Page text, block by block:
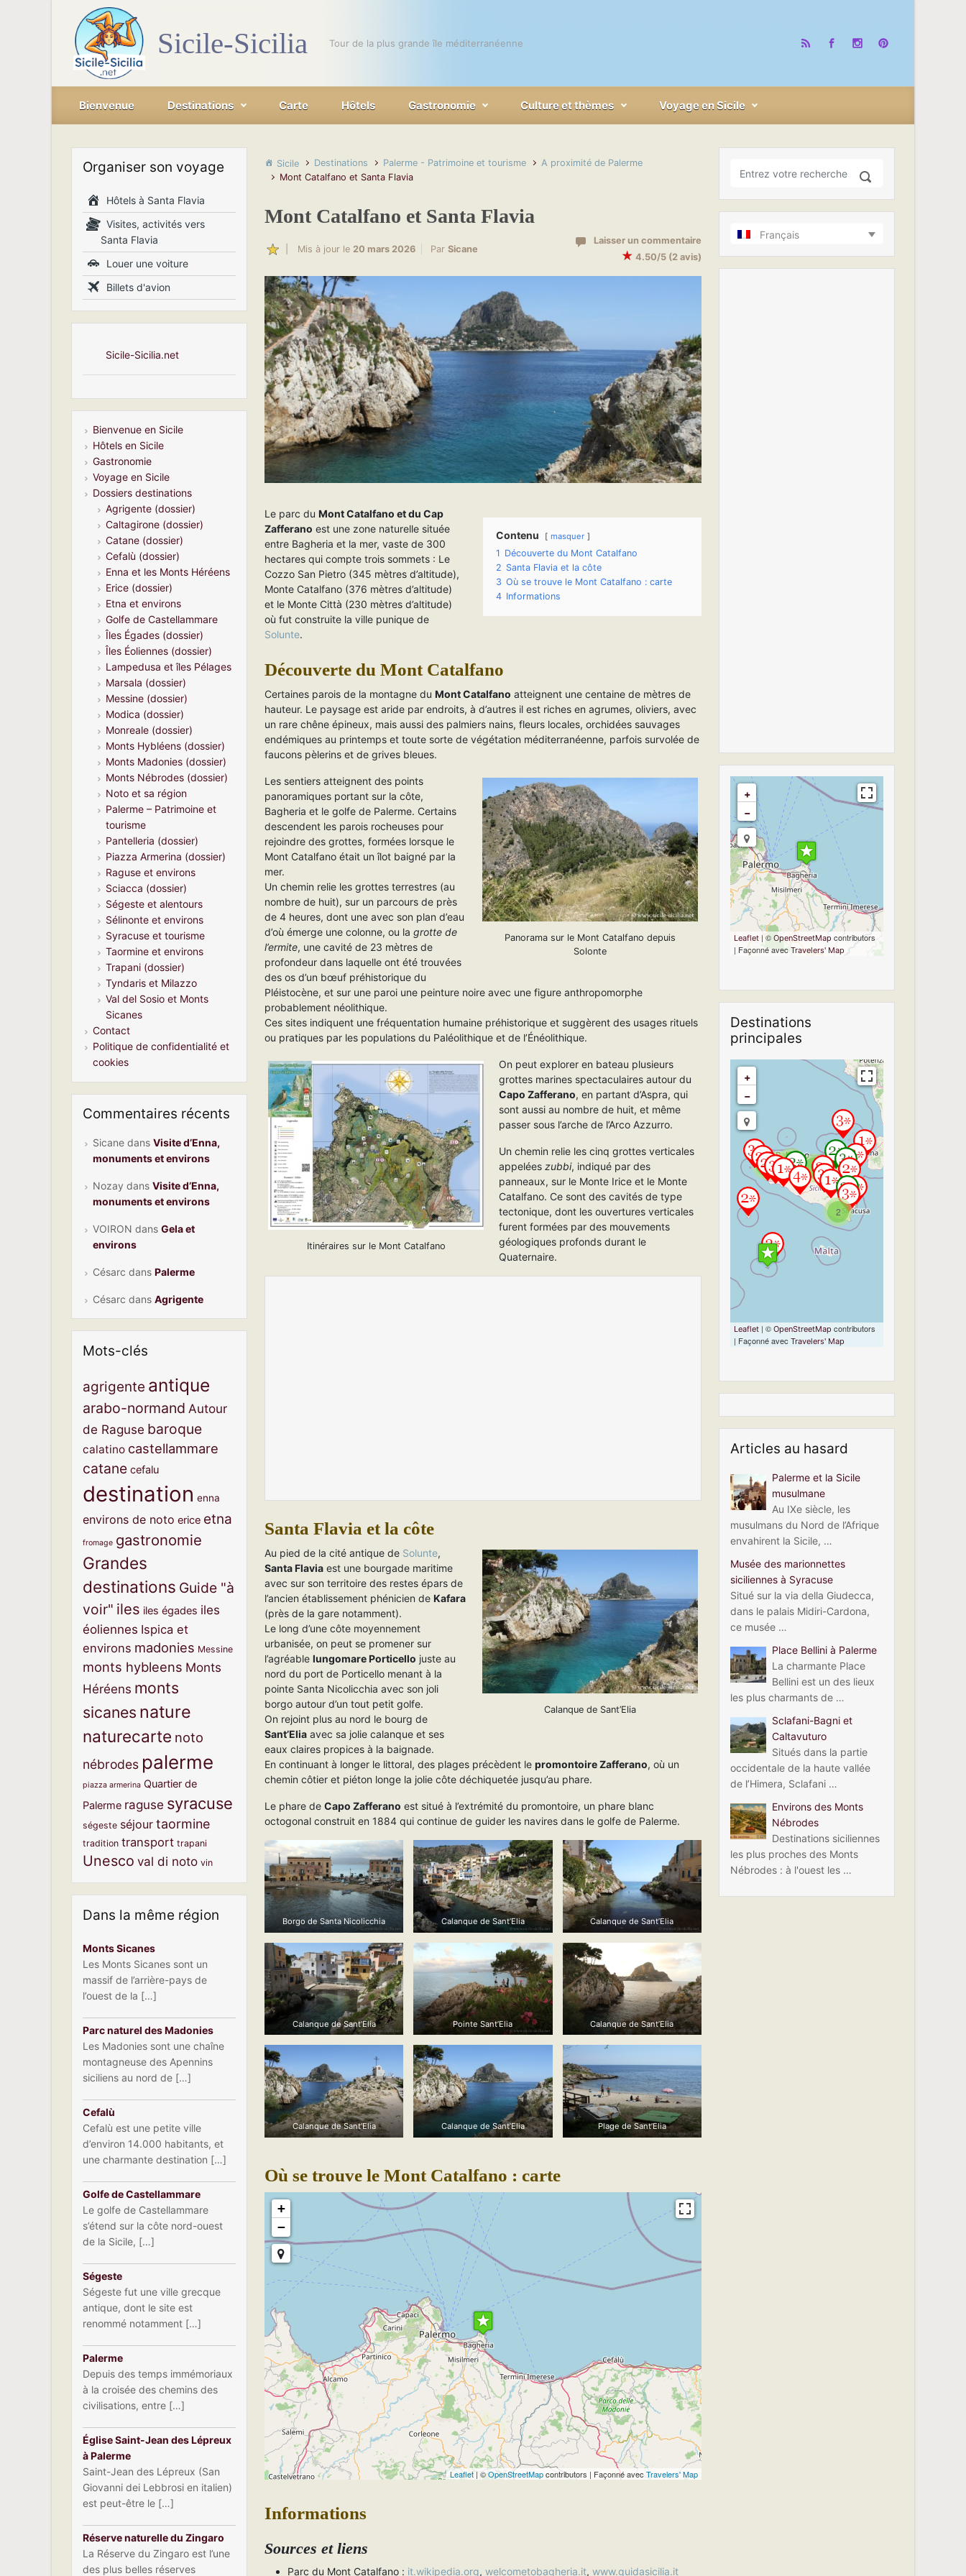
Skip to main content
Sicile-Sicilia Tour de la plus grande île méditerranéenne
Bienvenue Destinations Carte Hôtels Gastronomie Culture et thèmes Voyage en Sicile
Sicile Destinations Palerme - Patrimoine et tourisme
A proximité de Palerme
Mont Catalfano et Santa Flavia
Mont Catalfano et Santa Flavia
Mis à jour le20 mars 2026 ParSicane
Laisser un commentaire
★ 4.50/5 (2 avis)
Contenu masquer
1 Découverte du Mont Catalfano
2 Santa Flavia et la côte
3 Où se trouve le Mont Catalfano : carte
4 Informations
Le parc duMont Catalfano et du Cap
Zafferano est une zone naturelle située
entre Bagheria et la mer, vaste de 300
hectares qui compte trois sommets : Le
Cozzo San Pietro (345 mètres d’altitude),
Monte Catalfano (376 mètres d’altitude)
et le Monte Città (230 mètres d’altitude)
où fut construite la ville punique de
Solunte.
Découverte du Mont Catalfano
Certaines parois de la montagne duMont Catalfano atteignent une centaine de mètres de
hauteur. Le paysage est aride par endroits, à d’autres il est riches en agrumes, oliviers, avec
un rare chêne épineux, mais aussi des palmiers nains, fleurs locales, orchidées sauvages
endémiques au printemps et toute sorte de végétation méditerranéenne, parfois survolée de
faucons pèlerins et de grives bleues.
Panorama sur le Mont Catalfano depuis
Solonte
Les sentiers atteignent des points
panoramiques portant sur la côte,
Bagheria et le golfe de Palerme. Certains
descendent les parois rocheuses pour
rejoindre des grottes, formées lorsque le
Mont Catalfano était un îlot baigné par la
mer.
Un chemin relie les grottes terrestres (au
nombre de huit), sur un parcours de près
de 4 heures, dont une avec son plan d’eau
d’où émerge une colonne, ou lagrotte de
l’ermite, une cavité de 23 mètres de
profondeur dans laquelle ont été trouvées
des os d’un bœuf préhistorique du
Pléistocène, et sur une paroi une peinture noire avec une figure anthropomorphe
probablement néolithique.
Ces sites indiquent une fréquentation humaine préhistorique et suggèrent des usages rituels
ou pratiques par les populations du Paléolithique et de l’Énéolithique.
Itinéraires sur le Mont Catalfano
On peut explorer en bateau plusieurs
grottes marines spectaculaires autour du
Capo Zafferano, en partant d’Aspra, qui
sont aussi au nombre de huit, et même
passer sous l’arche de l’Arco Azzurro.
Un chemin relie les cinq grottes verticales
appeléeszubbi, indiqué par des
panneaux, sur le Monte Irice et le Monte
Catalfano. Ce sont des cavités de type
tectonique, dont les ouvertures verticales
furent formées par des mouvements
géologiques profonds durant le
Quaternaire.
Santa Flavia et la côte
Calanque de Sant’Elia
Au pied de la cité antique de Solunte,
Santa Flavia est une bourgade maritime
avec sur son territoire des restes épars de
l’ancien établissement phénicien deKafara
(près de la gare notamment).
Le long d’une côte moyennement
urbanisée, on peut se promener sur
l’agréablelungomare Porticello juste au
nord du port de Porticello menant à la
pointe Santa Nicolicchia avec son joli
borgo autour d’un tout petit golfe.
On rejoint plus au nord le bourg de
Sant’Elia avec sa jolie calanque et ses
eaux claires propices à la baignade.
En continuant à longer le littoral, des plages précèdent lepromontoire Zafferano, où un
chemin côtier et piéton longe la jolie côte déchiquetée jusqu’au phare.
Le phare deCapo Zafferano est situé à l’extrémité du promontoire, un phare blanc
octogonal construit en 1884 qui continue de guider les navires dans le golfe de Palerme.
Borgo de Santa Nicolicchia Calanque de Sant’Elia Calanque de Sant’Elia
Calanque de Sant’Elia Pointe Sant’Elia Calanque de Sant’Elia
Calanque de Sant’Elia Calanque de Sant’Elia Plage de Sant’Elia
Où se trouve le Mont Catalfano : carte
Travelers' Map is loading...
If you see this after your page is loaded completely,
leafletJS files are missing.
+
−
Leaflet| ©OpenStreetMapcontributors | Façonné avec Travelers' Map
Informations
Sources et liens
Parc du Mont Catalfano : it.wikipedia.org,welcometobagheria.it,www.guidasicilia.it
Organiser son voyage
Hôtels à Santa Flavia
Visites, activités vers
Santa Flavia
Louer une voiture
Billets d'avion
Sicile-Sicilia.net
Bienvenue en Sicile
Hôtels en Sicile
Gastronomie
Voyage en Sicile
Dossiers destinations
Agrigente (dossier)
Caltagirone (dossier)
Catane (dossier)
Cefalù (dossier)
Enna et les Monts Héréens
Erice (dossier)
Etna et environs
Golfe de Castellammare
Îles Égades (dossier)
Îles Éoliennes (dossier)
Lampedusa et îles Pélages
Marsala (dossier)
Messine (dossier)
Modica (dossier)
Monreale (dossier)
Monts Hybléens (dossier)
Monts Madonies (dossier)
Monts Nébrodes (dossier)
Noto et sa région
Palerme – Patrimoine et
tourisme
Pantelleria (dossier)
Piazza Armerina (dossier)
Raguse et environs
Sciacca (dossier)
Ségeste et alentours
Sélinonte et environs
Syracuse et tourisme
Taormine et environs
Trapani (dossier)
Tyndaris et Milazzo
Val del Sosio et Monts
Sicanes
Contact
Politique de confidentialité et
cookies
Commentaires récents
Sicane dansVisite d’Enna,
monuments et environs
Nozay dansVisite d’Enna,
monuments et environs
VOIRON dansGela et
environs
Césarc dansPalerme
Césarc dansAgrigente
Mots-clés
agrigente antique
arabo-normand Autour
de Raguse baroque
calatino castellammare
catane cefalu
destination enna
environs de noto erice etna
fromage gastronomie
Grandes
destinations Guide "à
voir" iles iles égades iles
éoliennes Ispica et
environs madonies Messine
monts hybleens Monts
Héréens monts
sicanes nature
naturecarte noto
nébrodes palerme
piazza armerina Quartier de
Palerme raguse syracuse
ségeste séjour taormine
tradition transport trapani
Unesco val di noto vin
Dans la même région
Monts Sicanes
Les Monts Sicanes sont un
massif de l’arrière-pays de
l’ouest de la […]
Parc naturel des Madonies
Les Madonies sont une chaîne
montagneuse des Apennins
siciliens au nord de […]
Cefalù
Cefalù est une petite ville
d’environ 14.000 habitants, et
une charmante destination […]
Golfe de Castellammare
Le golfe de Castellammare
s’étend sur la côte nord-ouest
de la Sicile, […]
Ségeste
Ségeste fut une ville grecque
antique, dont le site est
renommé notamment […]
Palerme
Depuis des temps immémoriaux
à la croisée des chemins des
civilisations, entre […]
Église Saint-Jean des Lépreux
à Palerme
Saint-Jean des Lépreux (San
Giovanni dei Lebbrosi en italien)
est peut-être le […]
Réserve naturelle du Zingaro
La Réserve du Zingaro est l’une
des plus belles réserves
Français
Travelers' Map is
loading...
If you see this after
your page is
loaded completely,
leafletJS files are
missing.
+
−
Leaflet| ©OpenStreetMap contributors
| Façonné avecTravelers' Map
Destinations
principales
Travelers' Map is
loading...
If you see this after
your page is
loaded completely,
leafletJS files are
missing.
2
2
2 2
2
+
−
Leaflet | ©OpenStreetMap contributors
| Façonné avecTravelers' Map
Articles au hasard
Palerme et la Sicile
musulmane
Au IXe siècle, les
musulmans du Nord de l’Afrique
envahirent la Sicile, …
Musée des marionnettes
siciliennes à Syracuse
Situé sur la via della Giudecca,
dans le palais Midiri-Cardona,
ce musée …
Place Bellini à Palerme
La charmante Place
Bellini est un des lieux
les plus charmants de …
Sclafani-Bagni et
Caltavuturo
Situés dans la partie
occidentale de la haute vallée
de l’Himera, Sclafani …
Environs des Monts
Nébrodes
Destinations siciliennes
les plus proches des Monts
Nébrodes : à l'ouest les …